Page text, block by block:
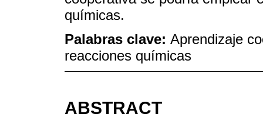
químicas.
Palabras clave: Aprendizaje
reacciones químicas
ABSTRACT